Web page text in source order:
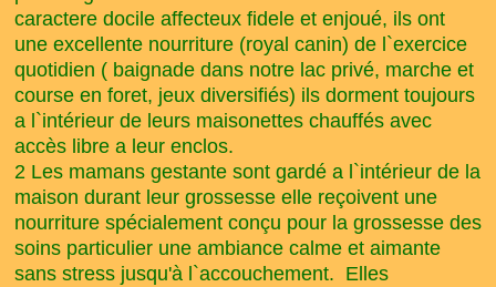
caractere docile affecteux fidele et enjoué, ils ont
une excellente nourriture (royal canin) de l`exercice
quotidien ( baignade dans notre lac privé, marche et
course en foret, jeux diversifiés) ils dorment toujours
a l`intérieur de leurs maisonettes chauffés avec
accès libre a leur enclos.
2 Les mamans gestante sont gardé a l`intérieur de la
maison durant leur grossesse elle reçoivent une
nourriture spécialement conçu pour la grossesse des
soins particulier une ambiance calme et aimante
sans stress jusqu'à l`accouchement. Elles